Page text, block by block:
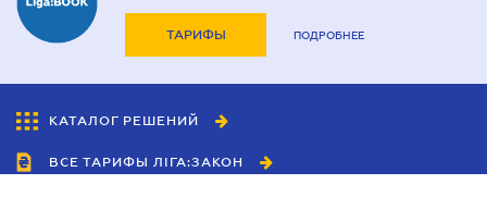
ТАРИФЫ ПОДРОБНЕЕ
КАТАЛОГ РЕШЕНИЙ
ВСЕ ТАРИФЫ ЛІГА:ЗАКОН